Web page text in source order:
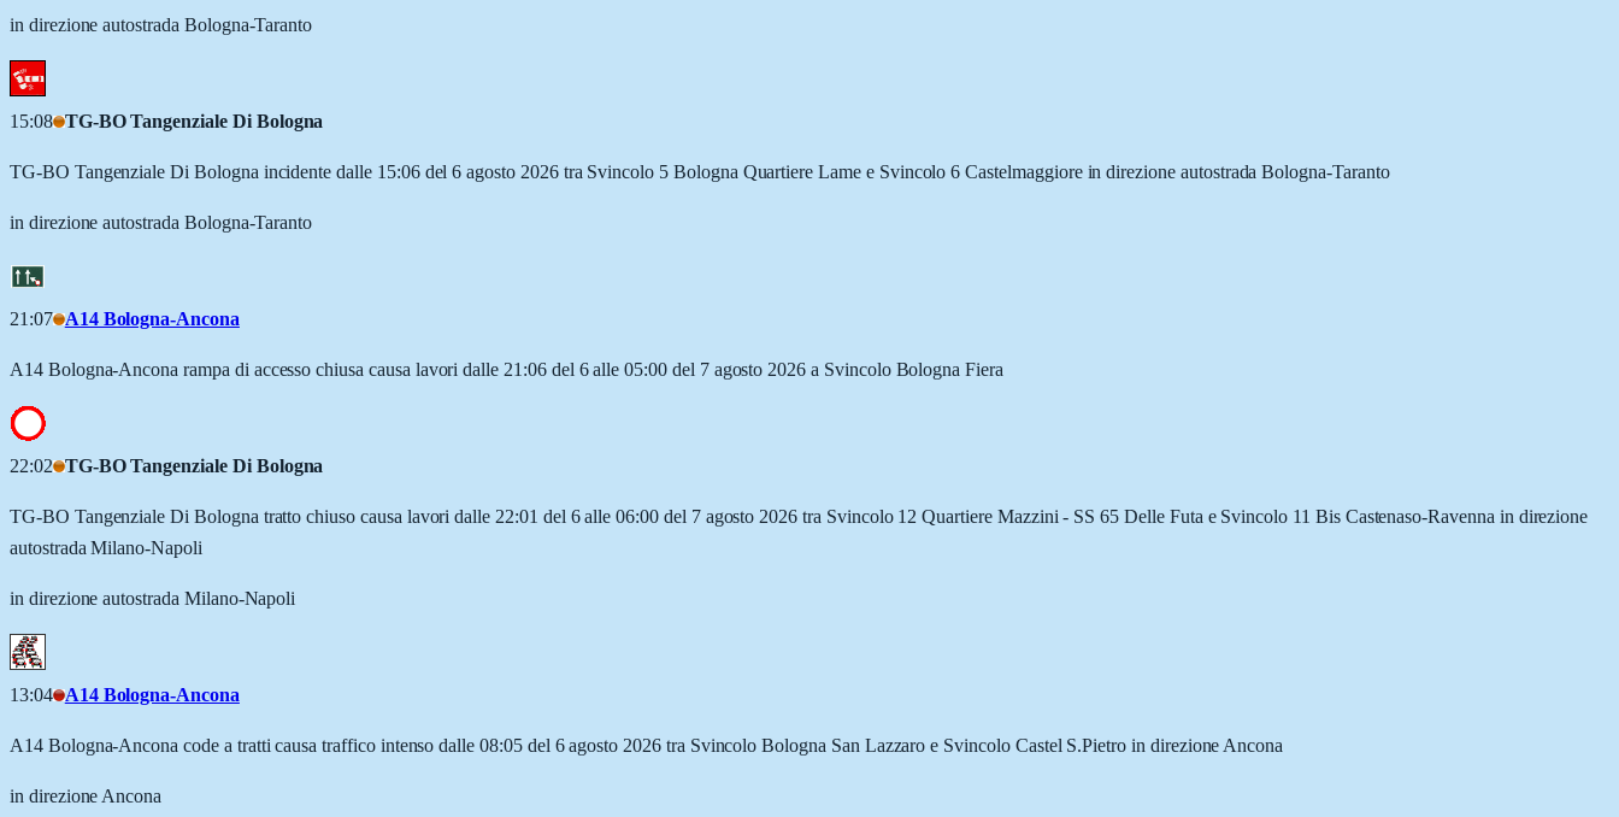
in direzione autostrada Bologna-Taranto
15:08 TG-BO Tangenziale Di Bologna
TG-BO Tangenziale Di Bologna incidente dalle 15:06 del 6 agosto 2026 tra Svincolo 5 Bologna Quartiere Lame e Svincolo 6 Castelmaggiore in direzione autostrada Bologna-Taranto
in direzione autostrada Bologna-Taranto
21:07 A14 Bologna-Ancona
A14 Bologna-Ancona rampa di accesso chiusa causa lavori dalle 21:06 del 6 alle 05:00 del 7 agosto 2026 a Svincolo Bologna Fiera
22:02 TG-BO Tangenziale Di Bologna
TG-BO Tangenziale Di Bologna tratto chiuso causa lavori dalle 22:01 del 6 alle 06:00 del 7 agosto 2026 tra Svincolo 12 Quartiere Mazzini - SS 65 Delle Futa e Svincolo 11 Bis Castenaso-Ravenna in direzione
autostrada Milano-Napoli
in direzione autostrada Milano-Napoli
13:04 A14 Bologna-Ancona
A14 Bologna-Ancona code a tratti causa traffico intenso dalle 08:05 del 6 agosto 2026 tra Svincolo Bologna San Lazzaro e Svincolo Castel S.Pietro in direzione Ancona
in direzione Ancona